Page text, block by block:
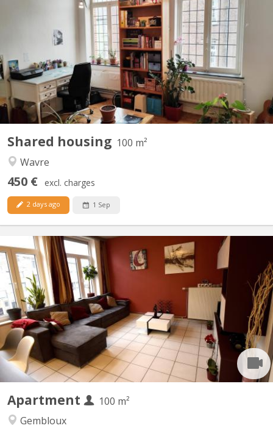
Shared housing 100 m²
Wavre
450 € excl. charges
2 days ago 1 Sep
2 nice rooms + - 20m2 to rent (2 other rooms already rented)
only for students in a building occupied during the day by 2
physiotherapists on the ground floor. Advertisement on line =
room still available Renting period till 30/08/2025 Wooden floors,
very bright rooms. Interior courtyard,...
Apartment
100 m²
Gembloux
KV 1926
Belle Coloc en plein centre, au calme, non loin de la gare, près
des commerces et à une minute de la faculté d'agronomie vous
bénéficierez d'un lit double et un bureau dans une chambre avec
vue sur jardin. Salle de bain spacieuse. Cuisine ouverte donnant
sur le séjour. Touts deux moderne et très...